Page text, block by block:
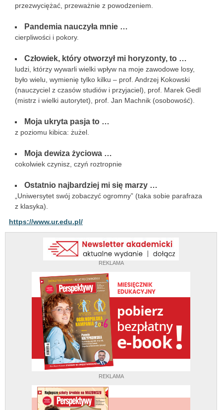
REKLAMA
REKLAMA
przezwyciężać, przeważnie z powodzeniem.
Pandemia nauczyła mnie …
cierpliwości i pokory.
Człowiek, który otworzył mi horyzonty, to …
ludzi, którzy wywarli wielki wpływ na moje zawodowe losy,
było wielu, wymienię tylko kilku – prof. Andrzej Kokowski
(nauczyciel z czasów studiów i przyjaciel), prof. Marek Gedl
(mistrz i wielki autorytet), prof. Jan Machnik (osobowość).
Moja ukryta pasja to …
z poziomu kibica: żużel.
Moja dewiza życiowa …
cokolwiek czynisz, czyń roztropnie
Ostatnio najbardziej mi się marzy …
„Uniwersytet swój zobaczyć ogromny” (taka sobie parafraza
z klasyka).
https://www.ur.edu.pl/